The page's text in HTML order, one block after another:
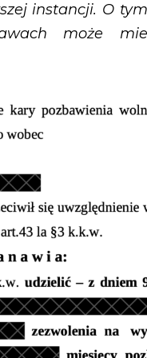
instancji. O
może mieć